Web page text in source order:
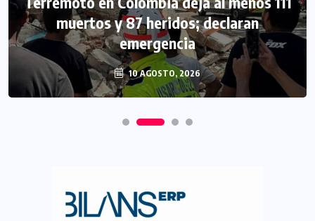
muertos y 87 heridos; declaran
emergencia
10 AGOSTO, 2026